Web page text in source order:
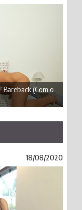
Bareback (Com o
18/08/2020